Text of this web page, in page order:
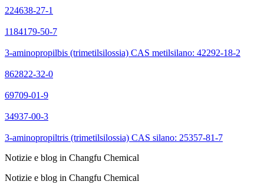
224638-27-1
1184179-50-7
3-aminopropilbis (trimetilsilossia) CAS metilsilano: 42292-18-2
862822-32-0
69709-01-9
34937-00-3
3-aminopropiltris (trimetilsilossia) CAS silano: 25357-81-7
Notizie e blog in Changfu Chemical
Notizie e blog in Changfu Chemical